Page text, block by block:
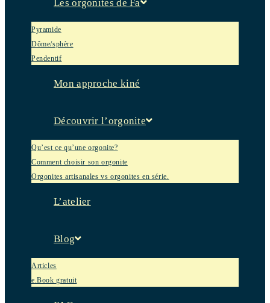
Les orgonites de Fa
Pyramide
Dôme/sphère
Pendentif
Mon approche kiné
Découvrir l’orgonite
Qu’est ce qu’une orgonite?
Comment choisir son orgonite
Orgonites artisanales vs orgonites en série.
L’atelier
Blog
Articles
e.Book gratuit